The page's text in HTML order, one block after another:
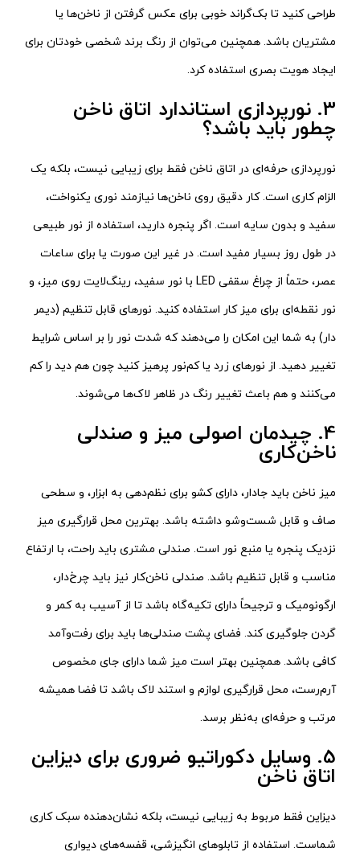
طراحی کنید تا بک‌گراند خوبی برای عکس گرفتن از ناخن‌ها یا
مشتریان باشد. همچنین می‌توان از رنگ برند شخصی خودتان برای
ایجاد هویت بصری استفاده کرد.
3. نورپردازی استاندارد اتاق ناخن
چطور باید باشد؟
نورپردازی حرفه‌ای در اتاق ناخن فقط برای زیبایی نیست، بلکه یک
الزام کاری است. کار دقیق روی ناخن‌ها نیازمند نوری یکنواخت،
سفید و بدون سایه است. اگر پنجره دارید، استفاده از نور طبیعی
در طول روز بسیار مفید است. در غیر این صورت یا برای ساعات
عصر، حتماً از چراغ سقفی LED با نور سفید، رینگ‌لایت روی میز، و
نور نقطه‌ای برای میز کار استفاده کنید. نورهای قابل تنظیم (دیمر
دار) به شما این امکان را می‌دهند که شدت نور را بر اساس شرایط
تغییر دهید. از نورهای زرد یا کم‌نور پرهیز کنید چون هم دید را کم
می‌کنند و هم باعث تغییر رنگ در ظاهر لاک‌ها می‌شوند.
4. چیدمان اصولی میز و صندلی
ناخن‌کاری
میز ناخن باید جادار، دارای کشو برای نظم‌دهی به ابزار، و سطحی
صاف و قابل شست‌وشو داشته باشد. بهترین محل قرارگیری میز
نزدیک پنجره یا منبع نور است. صندلی مشتری باید راحت، با ارتفاع
مناسب و قابل تنظیم باشد. صندلی ناخن‌کار نیز باید چرخ‌دار،
ارگونومیک و ترجیحاً دارای تکیه‌گاه باشد تا از آسیب به کمر و
گردن جلوگیری کند. فضای پشت صندلی‌ها باید برای رفت‌وآمد
کافی باشد. همچنین بهتر است میز شما دارای جای مخصوص
آرم‌رست، محل قرارگیری لوازم و استند لاک باشد تا فضا همیشه
مرتب و حرفه‌ای به‌نظر برسد.
5. وسایل دکوراتیو ضروری برای دیزاین
اتاق ناخن
دیزاین فقط مربوط به زیبایی نیست، بلکه نشان‌دهنده سبک کاری
شماست. استفاده از تابلوهای انگیزشی، قفسه‌های دیواری